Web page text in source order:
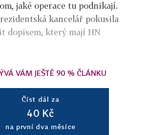
jaké operace tu podnikají.
kancelář pokusila
dopisem, který mají HN
VÁM JEŠTĚ 90 % ČLÁNKU
Číst dál za
40 Kč
na první dva měsíce